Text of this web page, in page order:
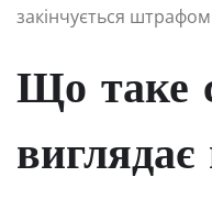
закінчується
Що таке
виглядає